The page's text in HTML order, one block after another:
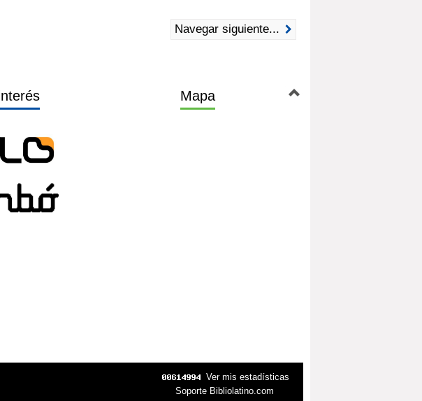
Navegar siguiente...
Mapa
Ver mis estadísticas
Soporte Bibliolatino.com